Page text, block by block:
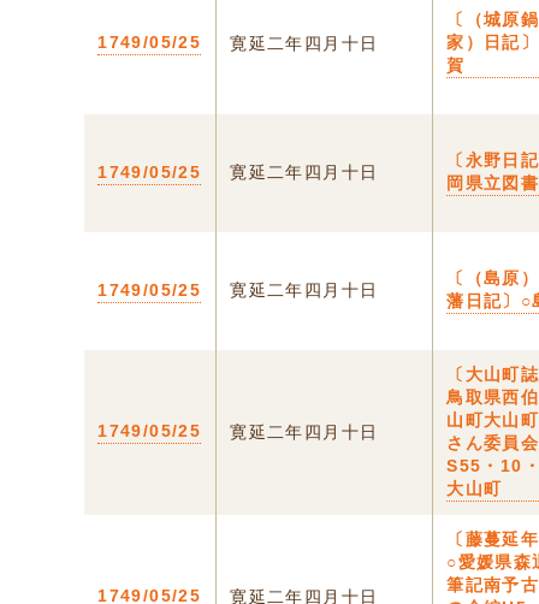
1749/05/25 寛延二年四月十日
〔（城原
家）日記
賀
1749/05/25 寛延二年四月十日
〔永野日
岡県立図
1749/05/25 寛延二年四月十日
〔（島原
藩日記〕○
1749/05/25 寛延二年四月十日
〔大山町
鳥取県西
山町大山
さん委員
S55・10
大山町
1749/05/25 寛延二年四月十日
〔藤蔓延
○愛媛県森
筆記南予